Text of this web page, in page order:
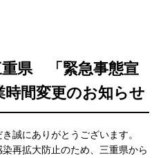
重県 「緊急事態宣
間変更のお知らせ
誠にありがとうございます。
再拡大防止のため、三重県から